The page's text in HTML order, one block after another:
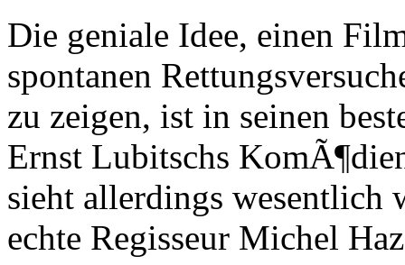
Die geniale Idee, einen
spontanen
zu zeigen, ist in seinen
Ernst Lubitschs
sieht allerdings wesentlich
echte Regisseur Michel